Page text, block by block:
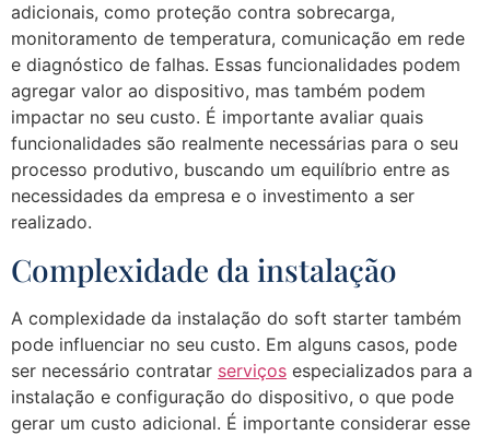
adicionais, como proteção contra sobrecarga,
monitoramento de temperatura, comunicação em rede
e diagnóstico de falhas. Essas funcionalidades podem
agregar valor ao dispositivo, mas também podem
impactar no seu custo. É importante avaliar quais
funcionalidades são realmente necessárias para o seu
processo produtivo, buscando um equilíbrio entre as
necessidades da empresa e o investimento a ser
realizado.
Complexidade da instalação
A complexidade da instalação do soft starter também
pode influenciar no seu custo. Em alguns casos, pode
ser necessário contratar serviços especializados para a
instalação e configuração do dispositivo, o que pode
gerar um custo adicional. É importante considerar esse